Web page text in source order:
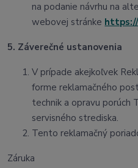
na podanie návrhu na
webovej stránke https://
5. Záverečné ustanovenia
V prípade akejkoľvek
forme reklamačného
technik a opravu porúch
servisného strediska.
Tento reklamačný
Záruka